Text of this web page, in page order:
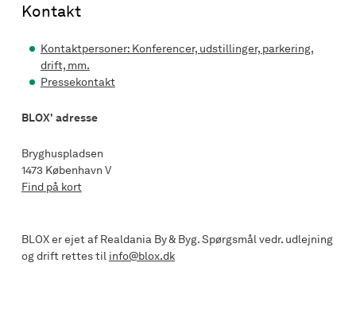
Kontakt
Kontaktpersoner: Konferencer, udstillinger, parkering,
drift, mm.
Pressekontakt
BLOX' adresse
Bryghuspladsen
1473 København V
Find på kort
BLOX er ejet af Realdania By & Byg. Spørgsmål vedr. udlejning
og drift rettes til info@blox.dk